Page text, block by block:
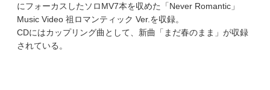
にフォーカスしたソロMV7本を収めた「Never Romantic」
Music Video 祖ロマンティック Ver.を収録。
CDにはカップリング曲として、新曲「まだ春のまま」が収録
されている。